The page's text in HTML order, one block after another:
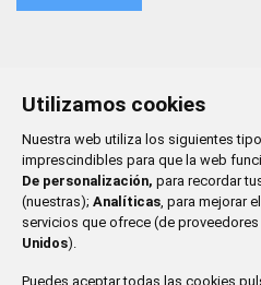
Utilizamos cookies
Nuestra web utiliza los siguientes
imprescindibles para que la web
De personalización, para recordar
(nuestras); Analíticas, para mejorar
servicios que ofrece (de
Unidos).
Puedes aceptar todas las cookies